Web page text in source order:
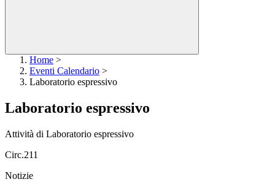
Home >
Eventi Calendario >
Laboratorio espressivo
Laboratorio espressivo
Attività di Laboratorio espressivo
Circ.211
Notizie